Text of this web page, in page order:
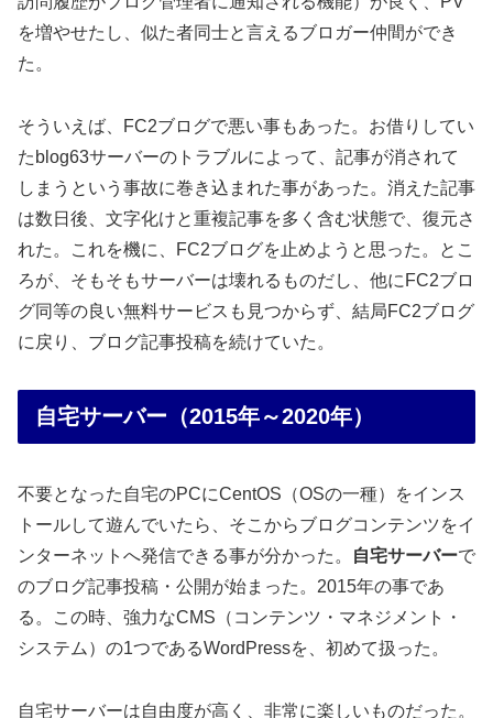
を増やせたし、似た者同士と言えるブロガー仲間ができ
た。
そういえば、FC2ブログで悪い事もあった。お借りしてい
たblog63サーバーのトラブルによって、記事が消されて
しまうという事故に巻き込まれた事があった。消えた記事
は数日後、文字化けと重複記事を多く含む状態で、復元さ
れた。これを機に、FC2ブログを止めようと思った。とこ
ろが、そもそもサーバーは壊れるものだし、他にFC2ブロ
グ同等の良い無料サービスも見つからず、結局FC2ブログ
に戻り、ブログ記事投稿を続けていた。
自宅サーバー（2015年～2020年）
不要となった自宅のPCにCentOS（OSの一種）をインス
トールして遊んでいたら、そこからブログコンテンツをイ
ンターネットへ発信できる事が分かった。
自宅サーバーで
のブログ記事投稿・公開が始まった。2015年の事であ
る。この時、強力なCMS（コンテンツ・マネジメント・
システム）の1つであるWordPressを、初めて扱った。
自宅サーバーは自由度が高く、非常に楽しいものだった。